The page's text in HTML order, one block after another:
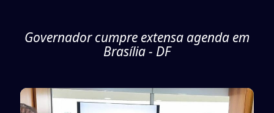
Governador cumpre extensa agenda em
Brasília - DF